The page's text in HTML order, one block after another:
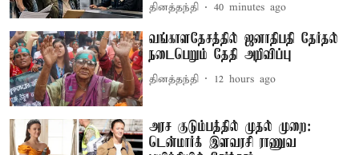
தினத்தந்தி 40 minutes ago
வங்காளதேசத்தில் ஜனாதிபதி தேர்தல்
நடைபெறும் தேதி அறிவிப்பு
தினத்தந்தி 12 hours ago
அரச குடும்பத்தில் முதல் முறை:
டென்மார்க் இளவரசி ராணுவ